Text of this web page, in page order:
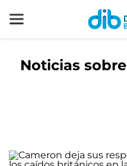
Noticias sobre